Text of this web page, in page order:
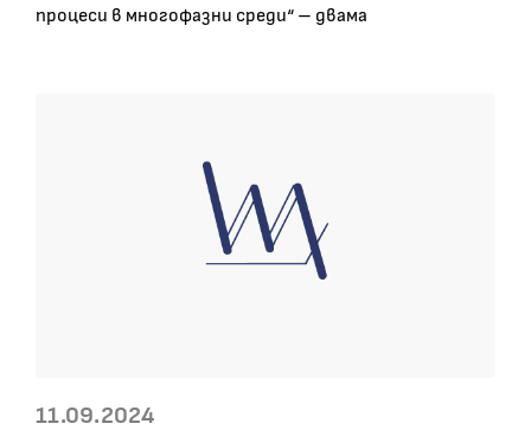
процеси в многофазни среди“ – двама
11.09.2024